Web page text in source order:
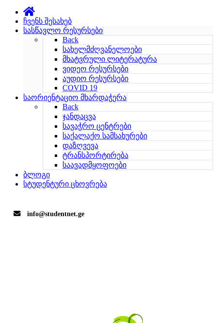
ჩვენს შესახებ
სასწავლო რესურსები
Back
სახელმძღვანელოები
მხატვრული ლიტერატურა
ვიდეო რესურსები
აუდიო რესურსები
COVID 19
საორიენტაციო მხარდაჭერა
Back
ჯანდაცვა
სავაჭრო ცენტრები
საქალაქო სამსახურები
დაზღვევა
ტრანსპორტირება
საავადმყოფოები
ბლოგი
სტუდენტური ცხოვრება
info@studentnet.ge